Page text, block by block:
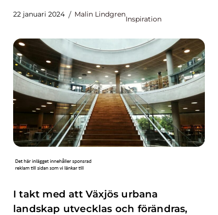
22 januari 2024 Malin Lindgren
Inspiration
I takt med att Växjös urbana
landskap utvecklas och förändras,